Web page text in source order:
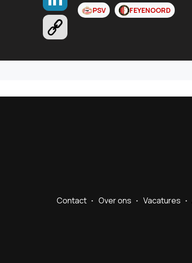
PSV FEYENOORD
Contact Over ons Vacatures